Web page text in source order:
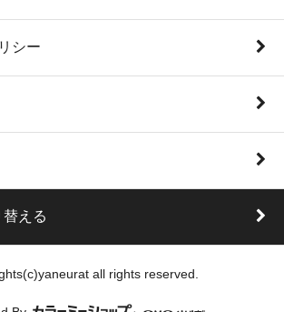
シー
える
all rights reserved.